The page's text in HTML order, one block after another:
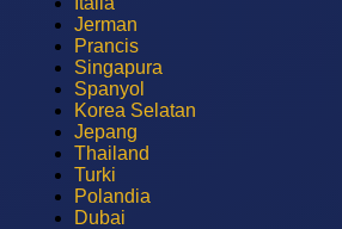
Jerman
Prancis
Singapura
Spanyol
Korea Selatan
Jepang
Thailand
Turki
Polandia
Dubai